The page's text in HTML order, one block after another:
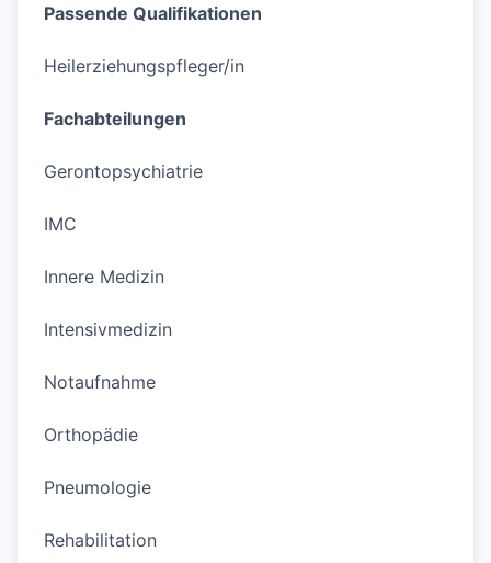
Passende Qualifikationen
Heilerziehungspfleger/in
Fachabteilungen
Gerontopsychiatrie
IMC
Innere Medizin
Intensivmedizin
Notaufnahme
Orthopädie
Pneumologie
Rehabilitation